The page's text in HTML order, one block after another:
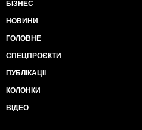
БІЗНЕС
НОВИНИ
ГОЛОВНЕ
СПЕЦПРОЄКТИ
ПУБЛІКАЦІЇ
КОЛОНКИ
ВІДЕО